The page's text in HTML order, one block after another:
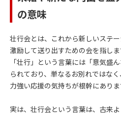
の意味
壮行会とは、これから新しいステ
激励して送り出すための会を指しま
「壮行」という言葉には「意気盛
られており、単なるお別れではな
力強い応援の気持ちが根幹にありま
実は、壮行会という言葉は、古来